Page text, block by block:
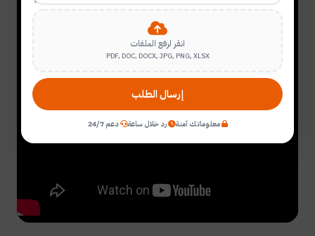
انقر لرفع الملفات
PDF, DOC, DOCX, JPG, PNG, XLSX
إرسال الطلب
معلوماتك آمنة رد خلال ساعة دعم 24/7